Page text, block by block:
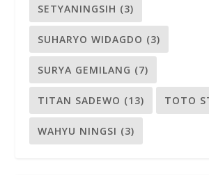
SETYANINGSIH (3)
SUHARYO WIDAGDO (3)
SURYA GEMILANG (7)
TITAN SADEWO (13) TOTO
WAHYU NINGSI (3)